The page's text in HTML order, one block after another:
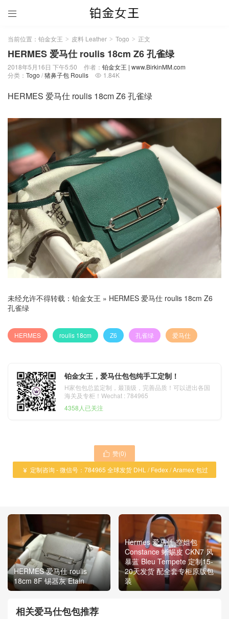

当前位置： 铂金女王 > 皮料 Leather > Togo > 正文
HERMES 爱马仕 roulis 18cm Z6 孔雀绿
2018年5月16日 下午5:50 作者： 铂金女王 | www.BirkinMM.com
分类： Togo /猪鼻子包 Roulis  1.84K
HERMES 爱马仕 roulis 18cm Z6 孔雀绿
未经允许不得转载： 铂金女王 » HERMES 爱马仕 roulis 18cm Z6
孔雀绿
HERMES roulis 18cm Z6 孔雀绿 爱马仕
铂金女王，爱马仕包包纯手工定制！
H家包包总监定制，最顶级，完善品质！可以进出各国
海关及专柜！Wechat : 784965
4358人已关注
 赞(0)
 定制咨询 - 微信号：784965 全球发货 DHL / Fedex / Aramex 包过
HERMES 爱马仕 roulis
18cm 8F 锡器灰 Etain
Hermes 爱马仕 空姐包
Constance 蜥蜴皮 CKN7 风
暴蓝 Bleu Tempete 定制15-
20天发货 配全套专柜原版包
装
相关爱马仕包包推荐